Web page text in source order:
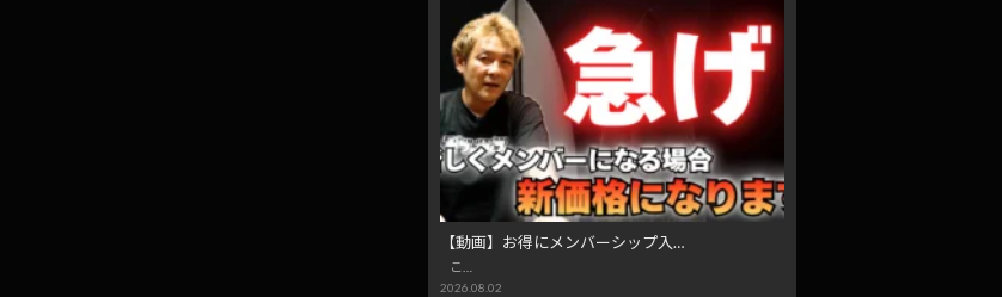
【動画】お得にメンバーシップ入…
こ…
2026.08.02